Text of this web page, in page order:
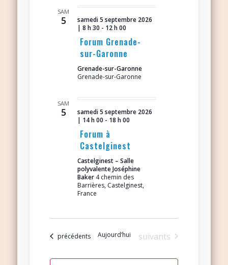
SAM
5
samedi 5 septembre 2026
| 8 h 30 - 12 h 00
Forum Grenade-
sur-Garonne
Grenade-sur-Garonne
Grenade-sur-Garonne
SAM
5
samedi 5 septembre 2026
| 14 h 00 - 18 h 00
Forum à
Castelginest
Castelginest – Salle
polyvalente Joséphine
Baker 4 chemin des
Barrières, Castelginest,
France
Évènements
précédents Aujourd’hui Évènements
suivants